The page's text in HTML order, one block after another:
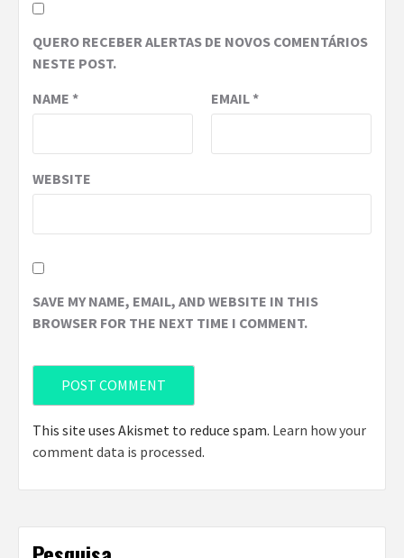
QUERO RECEBER ALERTAS DE NOVOS COMENTÁRIOS
NESTE POST.
NAME * EMAIL*
WEBSITE
SAVE MY NAME, EMAIL, AND WEBSITE IN THIS
BROWSER FOR THE NEXT TIME I COMMENT.
This site uses Akismet to reduce spam. Learn how your
comment data is processed.